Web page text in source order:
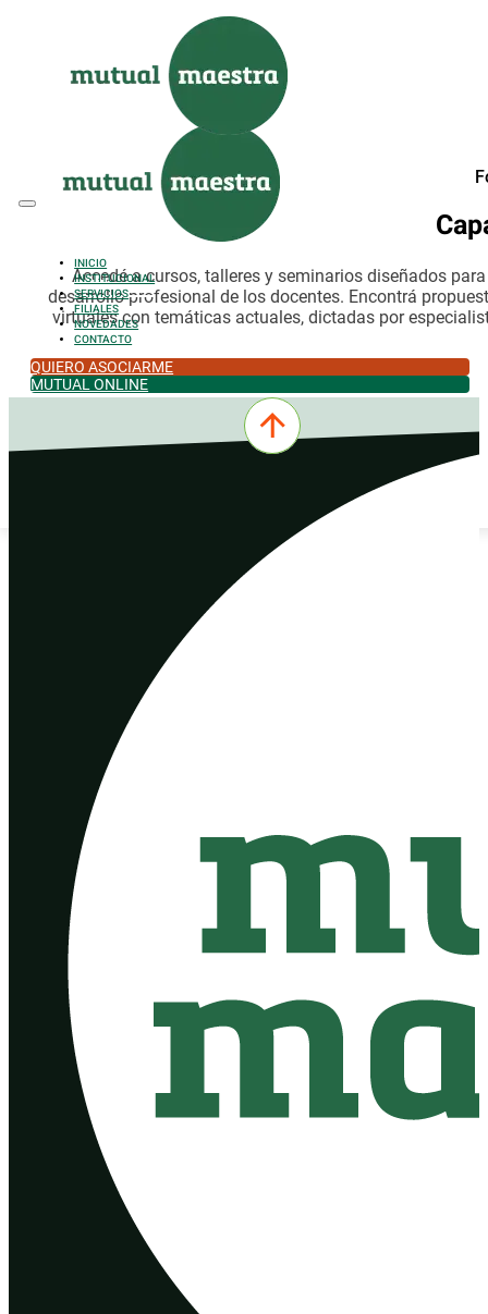
Saltar al pie de página
INICIO
INSTITUCIONAL
SERVICIOS
FILIALES
NOVEDADES
CONTACTO
QUIERO ASOCIARME
MUTUAL ONLINE
Accedé a cursos, talleres y seminarios diseñados
desarrollo profesional de los docentes. Encontrá
virtuales con temáticas actuales, dictadas por